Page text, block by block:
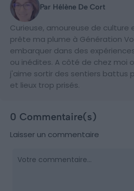
Par Hélène De Cort
Curieuse, amoureuse de culture
prête ma plume à Génération
embarquer dans des
ou inédites. A côté de chez moi
j'aime sortir des sentiers battus
et lieux trop prisés.
0 Commentaire(s)
Laisser un commentaire